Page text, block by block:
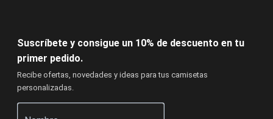
Suscríbete y consigue un 10% de descuento en tu
primer pedido.
Recibe ofertas, novedades y ideas para tus camisetas
personalizadas.